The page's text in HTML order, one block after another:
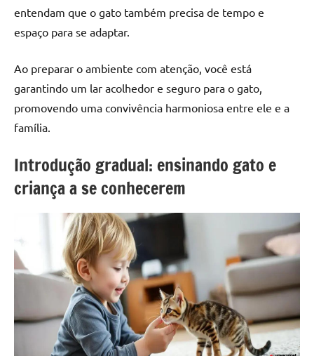
entendam que o gato também precisa de tempo e
espaço para se adaptar.
Ao preparar o ambiente com atenção, você está
garantindo um lar acolhedor e seguro para o gato,
promovendo uma convivência harmoniosa entre ele e a
família.
Introdução gradual: ensinando gato e
criança a se conhecerem